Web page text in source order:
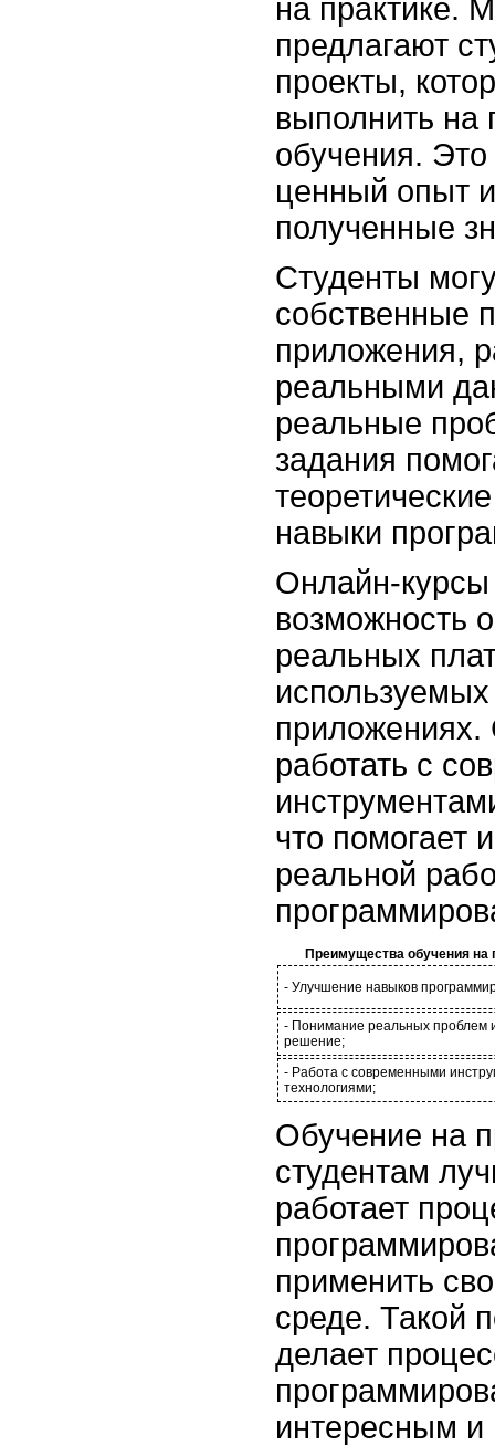
на практике.
предлагают
проекты,
выполнить на
обучения. Это
ценный опыт
полученные
Студенты
собственные
приложения,
реальными
реальные
задания
навыки
Онлайн-курсы
возможность
реальных
приложениях.
работать с
что помогает
реальной
Преимущества обучения на
- Улучшение навыков
- Понимание реальных проблем
решение;
- Работа с современными
технологиями;
Обучение на
студентам
работает
применить
среде. Такой
делает
интересным